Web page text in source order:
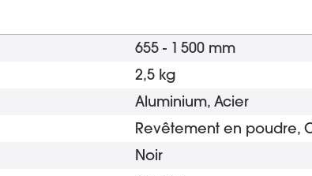
655 - 1 500 mm
2,5 kg
Aluminium, Acier
Revêtement en poudre,
Noir